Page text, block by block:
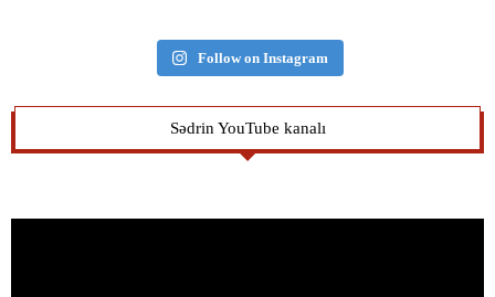
Follow on Instagram
Sədrin YouTube kanalı